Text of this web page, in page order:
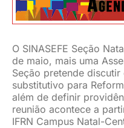
O SINASEFE Seção
de maio, mais uma
Seção pretende
substitutivo para
além de definir
reunião acontece a
IFRN Campus Natal-